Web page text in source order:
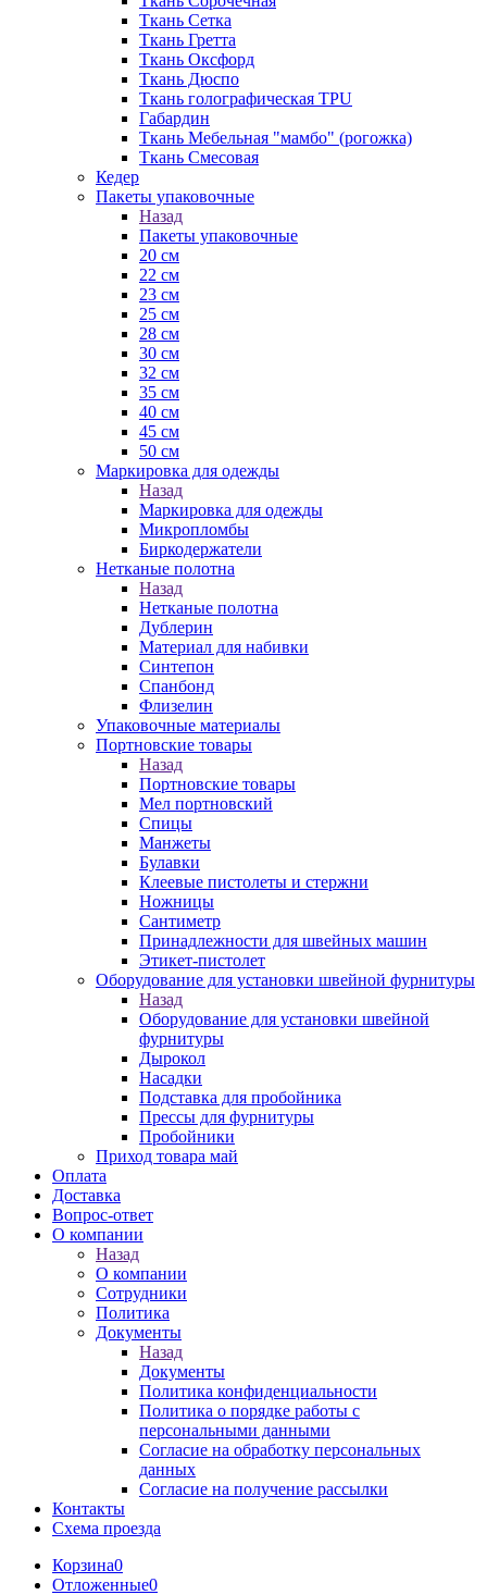
Ткань Сетка
Ткань Гретта
Ткань Оксфорд
Ткань Дюспо
Ткань голографическая TPU
Габардин
Ткань Мебельная "мамбо" (рогожка)
Ткань Смесовая
Кедер
Пакеты упаковочные
Назад
Пакеты упаковочные
20 см
22 см
23 см
25 см
28 см
30 см
32 см
35 см
40 см
45 см
50 см
Маркировка для одежды
Назад
Маркировка для одежды
Микропломбы
Биркодержатели
Нетканые полотна
Назад
Нетканые полотна
Дублерин
Материал для набивки
Синтепон
Спанбонд
Флизелин
Упаковочные материалы
Портновские товары
Назад
Портновские товары
Мел портновский
Спицы
Манжеты
Булавки
Клеевые пистолеты и стержни
Ножницы
Сантиметр
Принадлежности для швейных машин
Этикет-пистолет
Оборудование для установки швейной фурнитуры
Назад
Оборудование для установки швейной
фурнитуры
Дырокол
Насадки
Подставка для пробойника
Прессы для фурнитуры
Пробойники
Приход товара май
Оплата
Доставка
Вопрос-ответ
О компании
Назад
О компании
Сотрудники
Политика
Документы
Назад
Документы
Политика конфиденциальности
Политика о порядке работы с
персональными данными
Согласие на обработку персональных
данных
Согласие на получение рассылки
Контакты
Схема проезда
Корзина0
Отложенные0